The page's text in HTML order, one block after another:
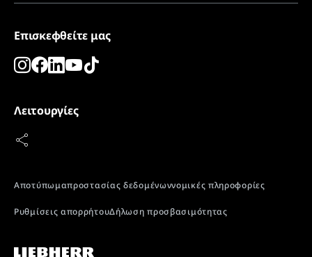
Επισκεφθείτε μας
Λειτουργίες